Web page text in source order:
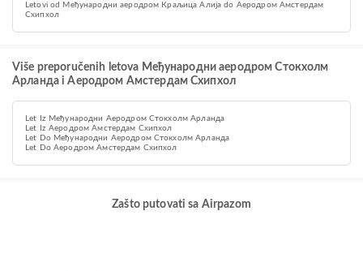
Letovi od Међународни аеродром Краљица Алија do Aеродром Амстердам
Схипхол
Više preporučenih letova Међународни аеродром Стокхолм
Арланда i Aеродром Амстердам Схипхол
Let Iz Међународни Аеродром Стокхолм Арланда
Let Iz Aеродром Амстердам Схипхол
Let Do Међународни Аеродром Стокхолм Арланда
Let Do Aеродром Амстердам Схипхол
Zašto putovati sa Airpazom